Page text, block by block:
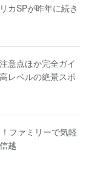
カSPが昨年に続き
意点ほか完全ガイ
レベルの絶景スポ
ファミリーで気軽
越